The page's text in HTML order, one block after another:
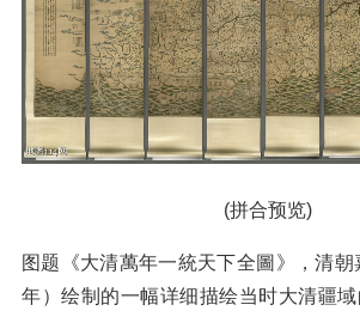
(拼合预览)
图题《大清萬年一統天下全圖》，清
年）绘制的一幅详细描绘当时大清疆